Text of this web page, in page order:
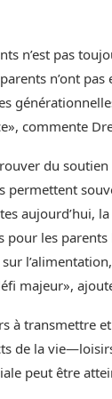
n’est pas
n’ont pas
commente
du
permettent
aujourd’hui,
les
majeur»,
à transmettre
de la
peut être